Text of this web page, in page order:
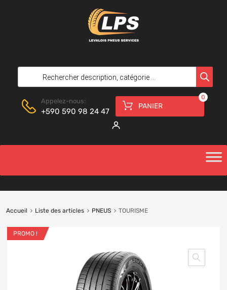
Appelez-nous:
+590 590 98 24 47
PANIER
0
Accueil Liste des articles PNEUS TOURISME
PROMO !